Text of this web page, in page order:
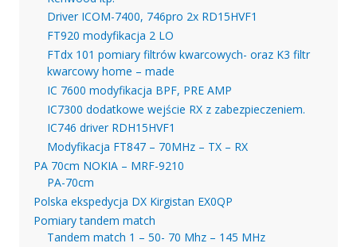
Driver ICOM-7400, 746pro 2x RD15HVF1
FT920 modyfikacja 2 LO
FTdx 101 pomiary filtrów kwarcowych- oraz K3 filtr
kwarcowy home – made
IC 7600 modyfikacja BPF, PRE AMP
IC7300 dodatkowe wejście RX z zabezpieczeniem.
IC746 driver RDH15HVF1
Modyfikacja FT847 – 70MHz – TX – RX
PA 70cm NOKIA – MRF-9210
PA-70cm
Polska ekspedycja DX Kirgistan EX0QP
Pomiary tandem match
Tandem match 1 – 50- 70 Mhz – 145 MHz